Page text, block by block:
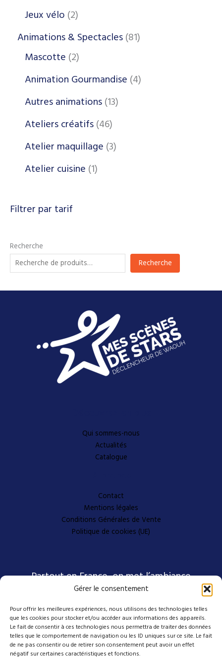
Gérer le consentement
Pour offrir les meilleures expériences, nous utilisons des technologies telles
que les cookies pour stocker et/ou accéder aux informations des appareils.
Le fait de consentir à ces technologies nous permettra de traiter des données
telles que le comportement de navigation ou les ID uniques sur ce site. Le fait
de ne pas consentir ou de retirer son consentement peut avoir un effet
négatif sur certaines caractéristiques et fonctions.
Jeux vélo 2
Animations & Spectacles 81
Mascotte 2
Animation Gourmandise 4
Autres animations 13
Ateliers créatifs 46
Atelier maquillage 3
Atelier cuisine 1
Filtrer par tarif
Recherche
Recherche
Qui sommes-nous
Actualités
Catalogue
Contact
Mentions légales
Conditions Générales de Vente
Politique de cookies (UE)
Partout en France, on met l’ambiance
Nos coordonnées
4 avenue Emmanuel D'Alzon
30120 Le Vigan